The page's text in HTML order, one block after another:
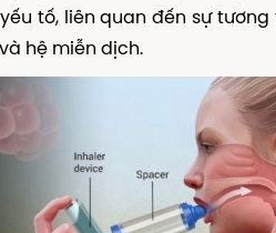
Dược
tố, liên quan đến sự
hệ miễn dịch.